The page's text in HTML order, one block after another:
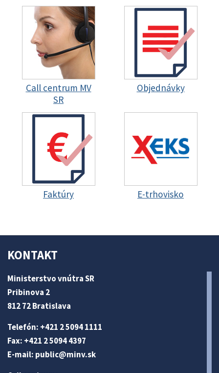
Call centrum MV
SR
Objednávky
Faktúry E-trhovisko
KONTAKT
Ministerstvo vnútra SR
Pribinova 2
812 72 Bratislava
Telefón: +421 2 5094 1111
Fax: +421 2 5094 4397
E-mail: public@minv.sk